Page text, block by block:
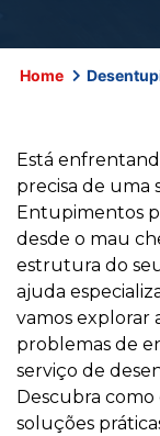
Home
Está
precisa de uma
Entupimentos
desde o mau
estrutura do
ajuda
vamos explorar
problemas de
serviço de
Descubra
soluções